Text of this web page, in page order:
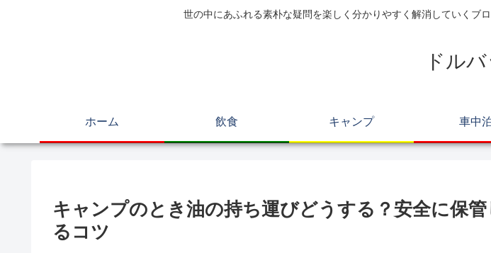
世の中にあふれる素朴な疑問を楽しく分かりやすく解消していくブ
ドル
ホーム 飲食 キャンプ 車中
キャンプのとき油の持ち運びどうする？安全に保
るコツ